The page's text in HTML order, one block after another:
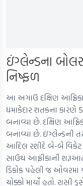
ઇંગ્લેન્ડના
નિષ્ફળ
આ અગાઉ દક્ષિણ
ધમાકેદાર શતકના કારણે
બનાવ્યા છે. દક્ષિણ
બનાવ્યા છે. ઇંગ્લેન્ડની
આદિલ રશીદે બે-બે વિકેટ
સાઉથ આફ્રીકાની
ડિકોક પહેલી જ
ચોક્કો માર્યો હતો.